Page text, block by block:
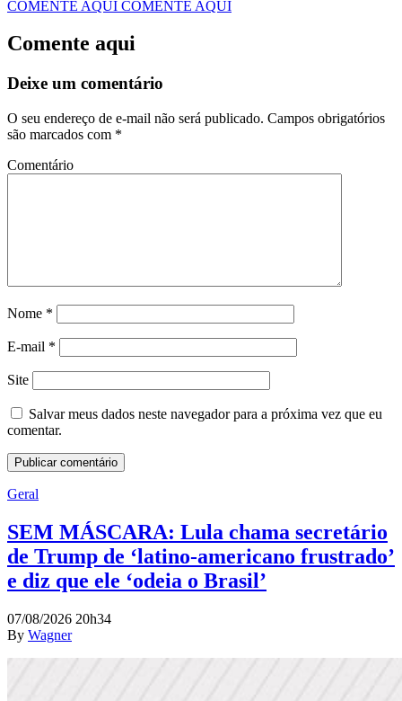
COMENTE AQUI COMENTE AQUI
Comente aqui
Deixe um comentário
O seu endereço de e-mail não será publicado. Campos obrigatórios
são marcados com *
Comentário
Nome *
E-mail *
Site
Salvar meus dados neste navegador para a próxima vez que eu
comentar.
Geral
SEM MÁSCARA: Lula chama secretário
de Trump de ‘latino-americano frustrado’
e diz que ele ‘odeia o Brasil’
07/08/2026 20h34
By Wagner